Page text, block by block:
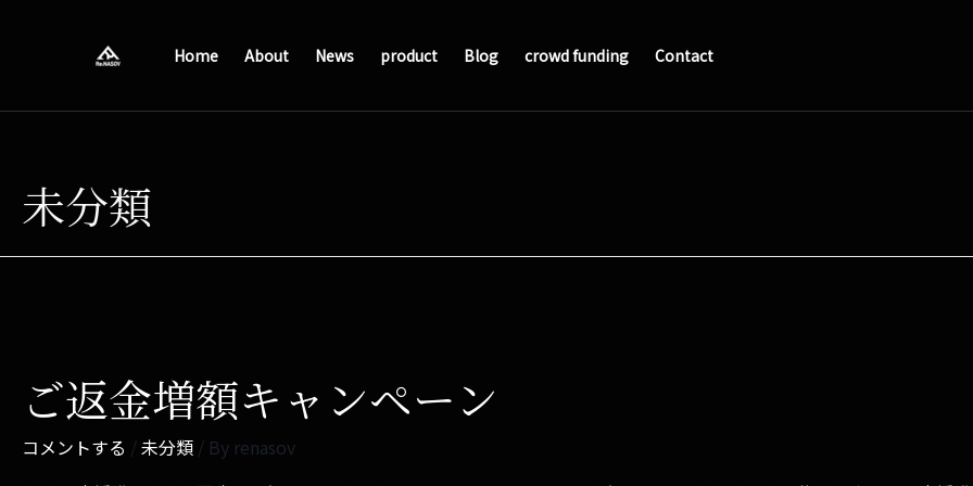
Home About News product Blog crowd funding Contact
未分類
ご返金増額キャンペーン
コメントする /未分類 / By renasov